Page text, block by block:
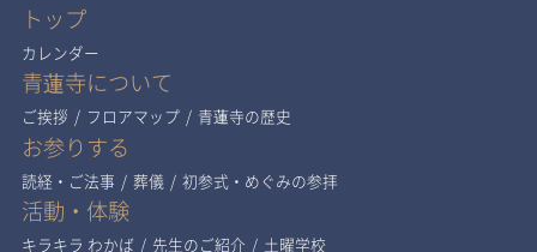
トップ
カレンダー
青蓮寺について
ご挨拶 / フロアマップ / 青蓮寺の歴史
お参りする
読経・ご法事 / 葬儀 / 初参式・めぐみの参拝
活動・体験
キラキラ わかば / 先生のご紹介 / 土曜学校